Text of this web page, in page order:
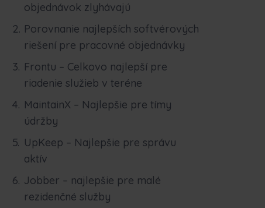
objednávok zlyhávajú
Porovnanie najlepších softvérových
riešení pre pracovné objednávky
Frontu – Celkovo najlepší pre
riadenie služieb v teréne
MaintainX – Najlepšie pre tímy
údržby
UpKeep – Najlepšie pre správu
aktív
Jobber – najlepšie pre malé
rezidenčné služby